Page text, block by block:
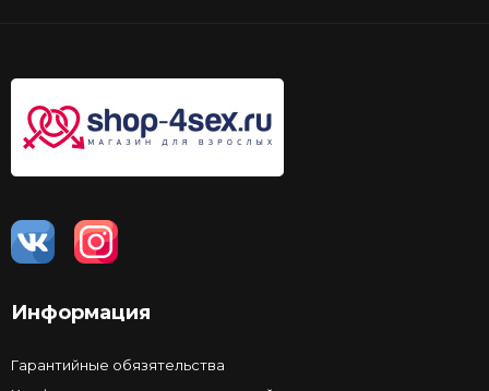
Информация
Гарантийные обязятельства